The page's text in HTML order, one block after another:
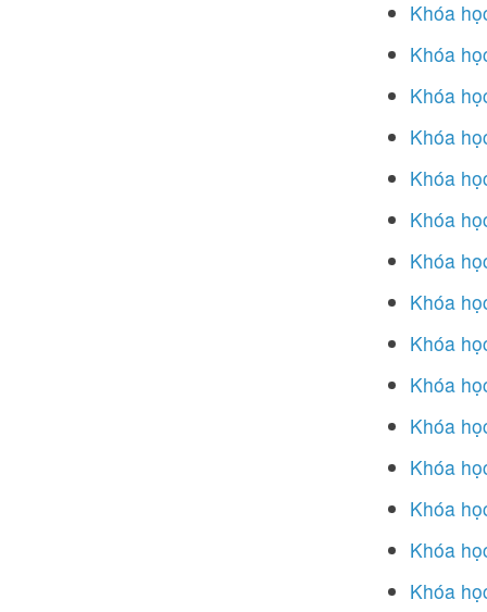
Khóa
Khóa
Khóa
Khóa
Khóa
Khóa
Khóa
Khóa
Khóa
Khóa
Khóa
Khóa
Khóa
Khóa
Khóa